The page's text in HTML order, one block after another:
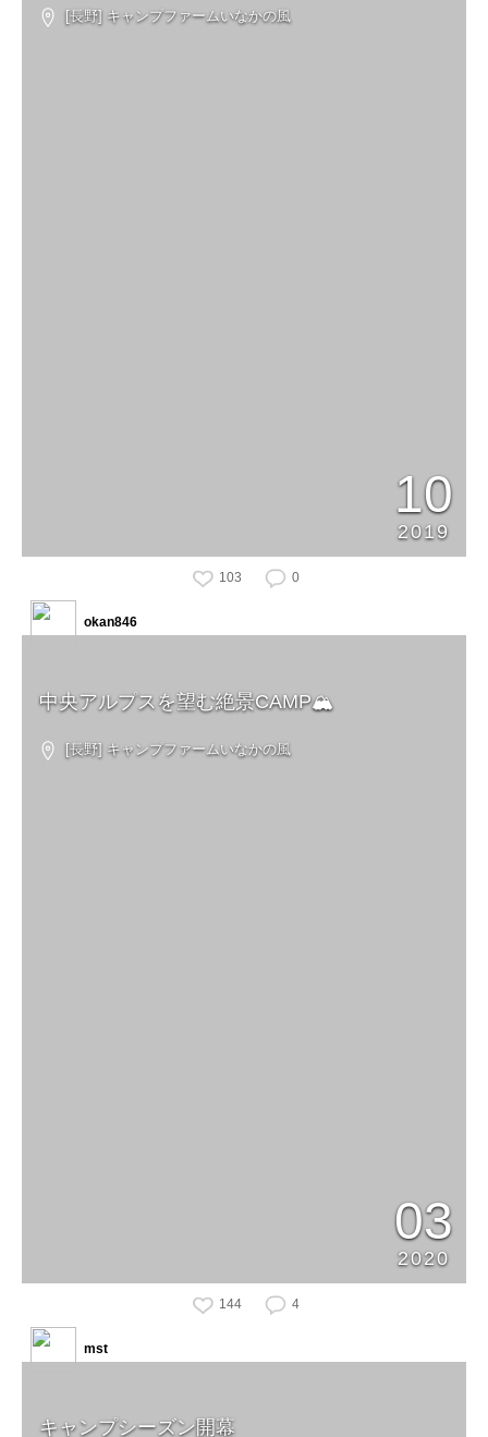
[長野] キャンプファームいなかの風
10
2019
103 0
中央アルプスを望む絶景CAMP🏔
[長野] キャンプファームいなかの風
03
2020
okan846
144 4
キャンプシーズン開幕
mst